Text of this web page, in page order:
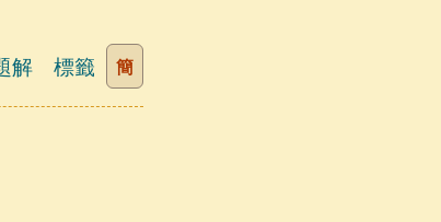
解 標籤 簡